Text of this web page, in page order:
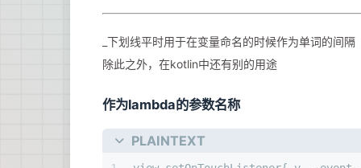
_下划线平时用于在变量命名的时候作为单词的间隔
除此之外，在kotlin中还有别的用途
作为lambda的参数名称
PLAINTEXT